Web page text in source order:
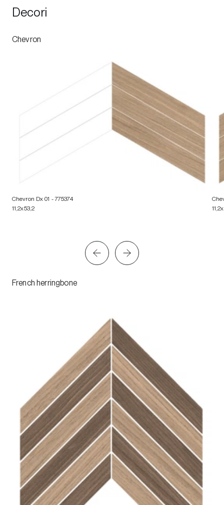
Decori
Chevron
Chevron Dx 01 - 775374
11,2x53,2
French herringbone